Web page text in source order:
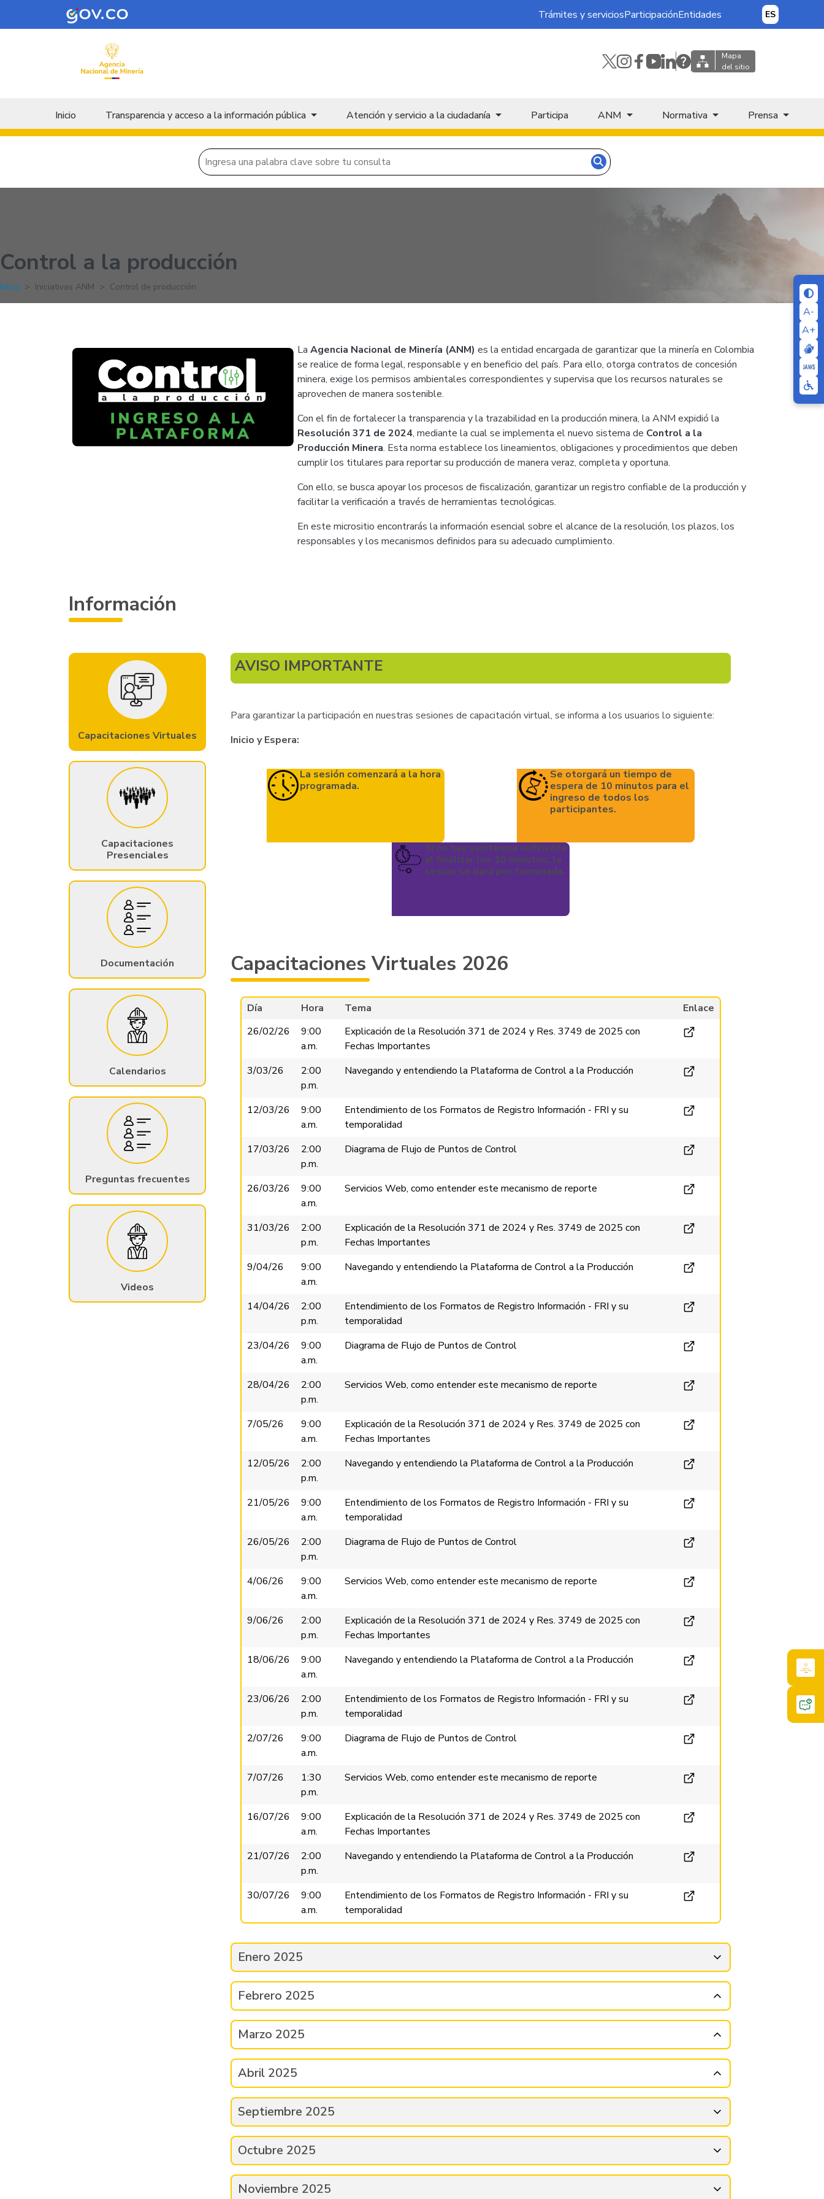
Skip to main content
A-
A+
Trámites y serviciosParticipaciónEntidades ES
Mapa
del sitio
Menu principal
Inicio Transparencia y acceso a la información pública Atención y servicio a la ciudadanía Participa ANM Normativa Prensa
Control a la producción
Inicio Iniciativas ANM Control de producción
LaAgencia Nacional de Minería (ANM) es la entidad encargada de garantizar que la minería en Colombia
se realice de forma legal, responsable y en beneficio del país. Para ello, otorga contratos de concesión
minera, exige los permisos ambientales correspondientes y supervisa que los recursos naturales se
aprovechen de manera sostenible.
Con el fin de fortalecer la transparencia y la trazabilidad en la producción minera, la ANM expidió la
Resolución 371 de 2024, mediante la cual se implementa el nuevo sistema de Control a la
Producción Minera. Esta norma establece los lineamientos, obligaciones y procedimientos que deben
cumplir los titulares para reportar su producción de manera veraz, completa y oportuna.
Con ello, se busca apoyar los procesos de fiscalización, garantizar un registro confiable de la producción y
facilitar la verificación a través de herramientas tecnológicas.
En este micrositio encontrarás la información esencial sobre el alcance de la resolución, los plazos, los
responsables y los mecanismos definidos para su adecuado cumplimiento.
Información
Capacitaciones Virtuales
Capacitaciones
Presenciales
Documentación
Calendarios
Preguntas frecuentes
Videos
AVISO IMPORTANTE
Para garantizar la participación en nuestras sesiones de capacitación virtual, se informa a los usuarios lo siguiente:
Inicio y Espera:
La sesión comenzará a la hora
programada.
Se otorgará un tiempo de
espera de 10 minutos para el
ingreso de todos los
participantes.
Si no hay asistencia suficiente
al finalizar los 10 minutos, la
sesión se dará por terminada.
Capacitaciones Virtuales 2026
Día Hora Tema
Enlace
26/02/26
9:00
a.m.
Explicación de la Resolución 371 de 2024 y Res. 3749 de 2025 con
Fechas Importantes
3/03/26
2:00
p.m.
Navegando y entendiendo la Plataforma de Control a la Producción
12/03/26
9:00
a.m.
Entendimiento de los Formatos de Registro Información - FRI y su
temporalidad
17/03/26
2:00
p.m.
Diagrama de Flujo de Puntos de Control
26/03/26
9:00
a.m.
Servicios Web, como entender este mecanismo de reporte
31/03/26
2:00
p.m.
Explicación de la Resolución 371 de 2024 y Res. 3749 de 2025 con
Fechas Importantes
9/04/26
9:00
a.m.
Navegando y entendiendo la Plataforma de Control a la Producción
14/04/26
2:00
p.m.
Entendimiento de los Formatos de Registro Información - FRI y su
temporalidad
23/04/26
9:00
a.m.
Diagrama de Flujo de Puntos de Control
28/04/26
2:00
p.m.
Servicios Web, como entender este mecanismo de reporte
7/05/26
9:00
a.m.
Explicación de la Resolución 371 de 2024 y Res. 3749 de 2025 con
Fechas Importantes
12/05/26
2:00
p.m.
Navegando y entendiendo la Plataforma de Control a la Producción
21/05/26
9:00
a.m.
Entendimiento de los Formatos de Registro Información - FRI y su
temporalidad
26/05/26
2:00
p.m.
Diagrama de Flujo de Puntos de Control
4/06/26
9:00
a.m.
Servicios Web, como entender este mecanismo de reporte
9/06/26
2:00
p.m.
Explicación de la Resolución 371 de 2024 y Res. 3749 de 2025 con
Fechas Importantes
18/06/26
9:00
a.m.
Navegando y entendiendo la Plataforma de Control a la Producción
23/06/26
2:00
p.m.
Entendimiento de los Formatos de Registro Información - FRI y su
temporalidad
2/07/26
9:00
a.m.
Diagrama de Flujo de Puntos de Control
7/07/26
1:30
p.m.
Servicios Web, como entender este mecanismo de reporte
16/07/26
9:00
a.m.
Explicación de la Resolución 371 de 2024 y Res. 3749 de 2025 con
Fechas Importantes
21/07/26
2:00
p.m.
Navegando y entendiendo la Plataforma de Control a la Producción
30/07/26
9:00
a.m.
Entendimiento de los Formatos de Registro Información - FRI y su
temporalidad
Enero 2025
Febrero 2025
Marzo 2025
Abril 2025
Septiembre 2025
Octubre 2025
Noviembre 2025